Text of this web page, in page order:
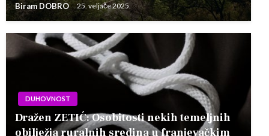
Biram DOBRO 25. veljače 2025.
DUHOVNOST
Dražen ZETIĆ: Osobitosti nekih temeljnih
obilježja ruralnih sredina u franjevačkim